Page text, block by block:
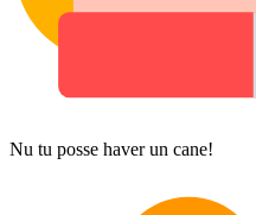
Nu tu posse haver un cane!